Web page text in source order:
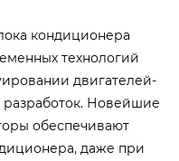
кондиционера
технологий
двигателей-
Новейшие
обеспечивают
даже при